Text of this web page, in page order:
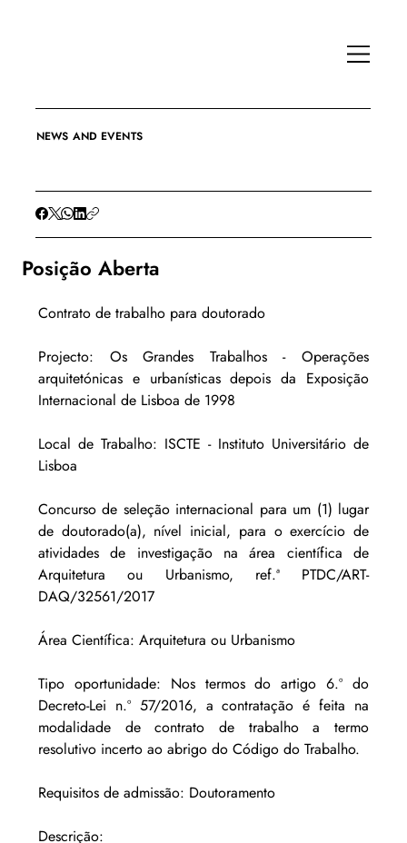
NEWS AND EVENTS
Posição Aberta
Contrato de trabalho para doutorado
Projecto: Os Grandes Trabalhos - Operações
arquitetónicas e urbanísticas depois da Exposição
Internacional de Lisboa de 1998
Local de Trabalho: ISCTE - Instituto Universitário de
Lisboa
Concurso de seleção internacional para um (1) lugar
de doutorado(a), nível inicial, para o exercício de
atividades de investigação na área científica de
Arquitetura ou Urbanismo, ref.ª PTDC/ART-
DAQ/32561/2017
Área Científica: Arquitetura ou Urbanismo
Tipo oportunidade: Nos termos do artigo 6.º do
Decreto-Lei n.º 57/2016, a contratação é feita na
modalidade de contrato de trabalho a termo
resolutivo incerto ao abrigo do Código do Trabalho.
Requisitos de admissão: Doutoramento
Descrição: